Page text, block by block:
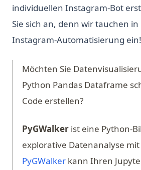
individuellen Instagram-Bot
Sie sich an, denn wir tauchen
Instagram-Automatisierung ein!
Möchten Sie
Python Pandas Dataframe
Code erstellen?
PyGWalkerist eine Python-
explorative Datenanalyse
PyGWalker(opens in a new
kann Ihren